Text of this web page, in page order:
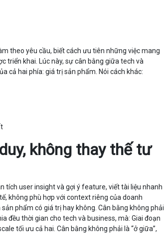
theo yêu cầu, biết cách ưu tiên những việc mang
triển khai. Lúc này, sự cân bằng giữa tech và
cả hai phía: giá trị sản phẩm. Nói cách khác:
không thay thế tư
tích user insight và gợi ý feature, viết tài liệu nhanh
không phù hợp với context riêng của doanh
phẩm có giá trị hay không. Cân bằng không phải
đều thời gian cho tech và business, mà: Giai đoạn
tối ưu cả hai. Cân bằng không phải là “ở giữa”,